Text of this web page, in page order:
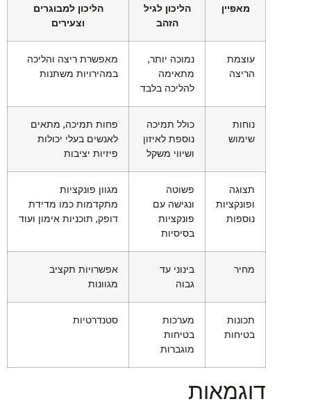
מאפיין
הליכון לגיל
הזהב
הליכון למבוגרים
וצעירים
עוצמת
הריצה
נמוכה יותר,
מתאימה
להליכה בלבד
מאפשרת ריצה והליכה
במהירויות משתנות
נוחות
שימוש
כולל תמיכה
נוספת לאיזון
ושיווי משקל
פחות תמיכה, מתאים
לאנשים בעלי יכולות
פיזיות יציבות
תצוגה
ופונקציות
נוספות
פשוטה
ונגישה עם
פונקציות
בסיסיות
מגוון פונקציות
מתקדמות כמו מדידת
דופק, תוכניות אימון ועוד
מחיר
בינוני עד
גבוה
אפשרויות תקציב
מגוונות
תכונות
בטיחות
מערכות
בטיחות
מוגברות
סטנדרטיות
דוגמאות